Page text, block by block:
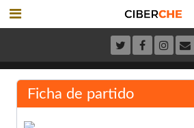
Ficha de partido